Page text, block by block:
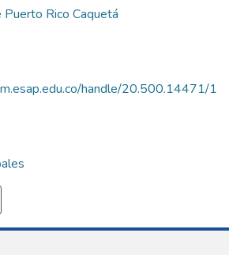
Rico Caquetá
handle/20.500.14471/1